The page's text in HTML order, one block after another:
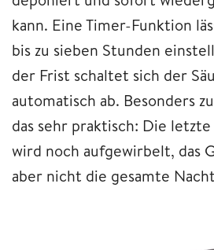
kann. Eine Timer-Funktion
bis zu sieben Stunden
der Frist schaltet sich der
automatisch ab. Besonders
das sehr praktisch: Die letzte
wird noch aufgewirbelt, das
aber nicht die gesamte